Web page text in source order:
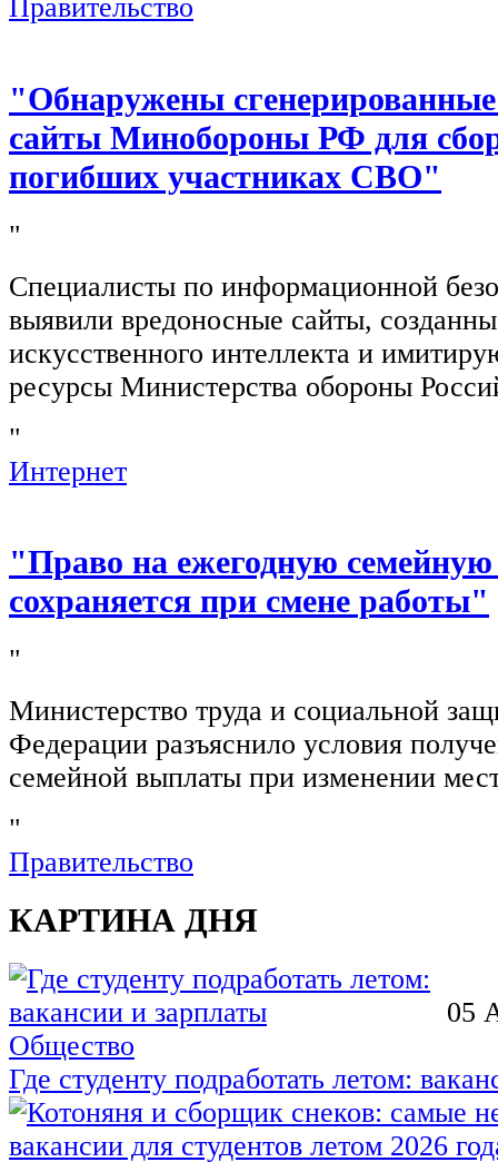
Правительство
"Обнаружены
сайты Минобороны РФ для
погибших участниках СВО"
"
Специалисты по информационной
выявили вредоносные сайты,
искусственного интеллекта и
ресурсы Министерства обороны
"
Интернет
"Право на ежегодную
сохраняется при смене работы"
"
Министерство труда и социальной
Федерации разъяснило условия
семейной выплаты при изменении
"
Правительство
КАРТИНА ДНЯ
05
Общество
Где студенту подработать летом: